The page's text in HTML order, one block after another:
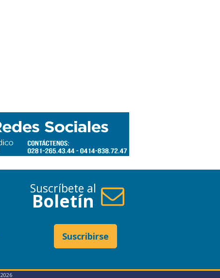
Suscríbete al
Boletín
Suscribirse
2026